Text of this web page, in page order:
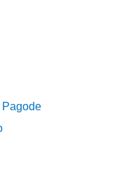
Pagode